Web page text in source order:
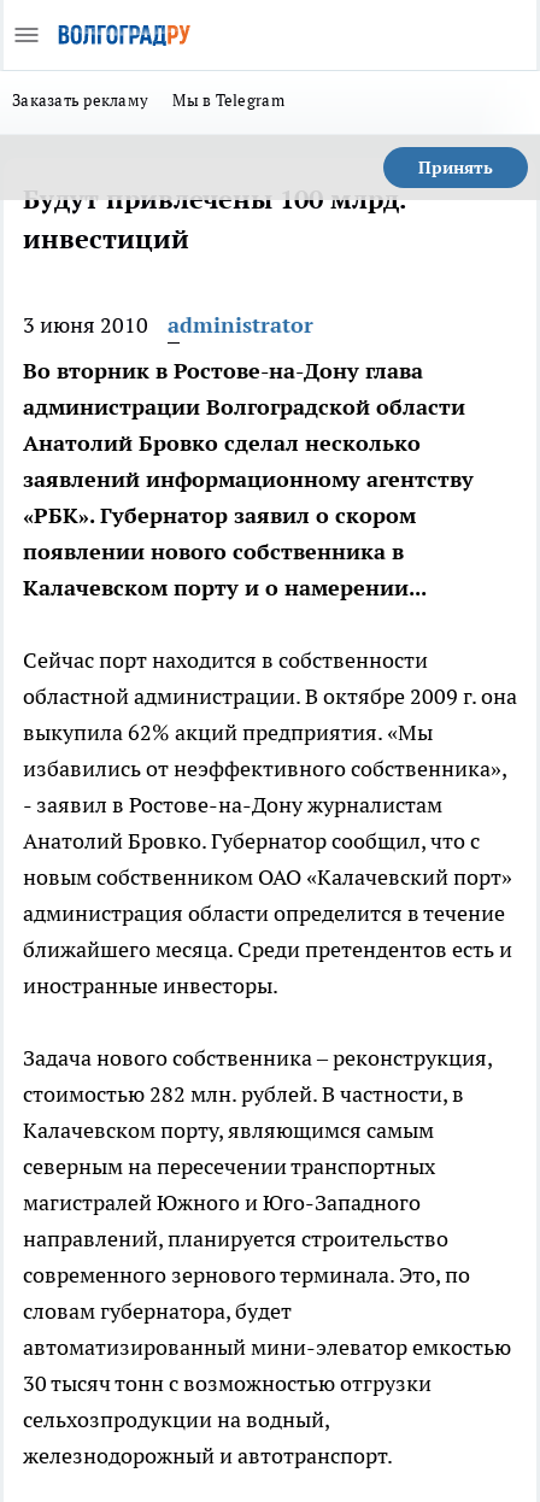
Заказать рекламу Мы в Telegram
Принять
Будут привлечены 100 млрд.
инвестиций
3 июня 2010
administrator
Во вторник в Ростове-на-Дону глава
администрации Волгоградской области
Анатолий Бровко сделал несколько
заявлений информационному агентству
«РБК». Губернатор заявил о скором
появлении нового собственника в
Калачевском порту и о намерении...
Сейчас порт находится в собственности
областной администрации. В октябре 2009 г. она
выкупила 62% акций предприятия. «Мы
избавились от неэффективного собственника»,
- заявил в Ростове-на-Дону журналистам
Анатолий Бровко. Губернатор сообщил, что с
новым собственником ОАО «Калачевский порт»
администрация области определится в течение
ближайшего месяца. Среди претендентов есть и
иностранные инвесторы.
Задача нового собственника – реконструкция,
стоимостью 282 млн. рублей. В частности, в
Калачевском порту, являющимся самым
северным на пересечении транспортных
магистралей Южного и Юго-Западного
направлений, планируется строительство
современного зернового терминала. Это, по
словам губернатора, будет
автоматизированный мини-элеватор емкостью
30 тысяч тонн с возможностью отгрузки
сельхозпродукции на водный,
железнодорожный и автотранспорт.